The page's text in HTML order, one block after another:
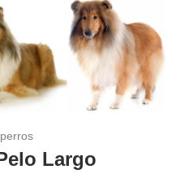
Largo